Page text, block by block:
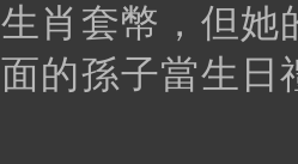
肖套幣，但
的孫子當生日